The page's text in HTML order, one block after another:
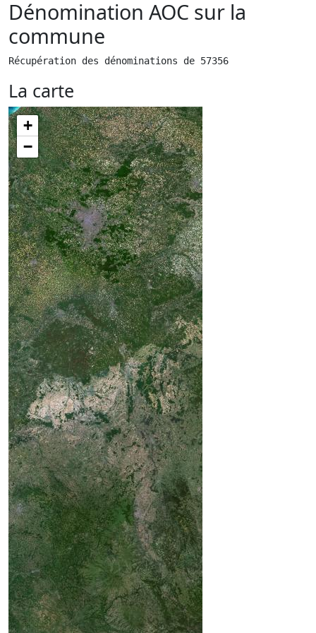
Dénomination AOC sur la
commune
Récupération des dénominations de 57356
La carte
+
−